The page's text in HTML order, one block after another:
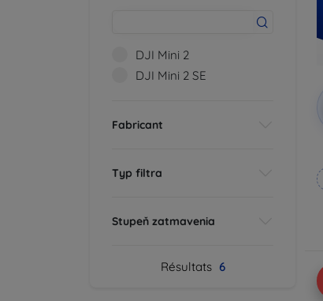
DJI Mini 2
DJI Mini 2 SE
Fabricant
Typ filtra
Stupeň zatmavenia
Résultats 6